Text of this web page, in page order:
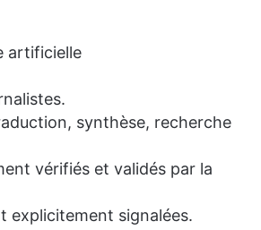
artificielle
synthèse, recherche
vérifiés et validés par la
explicitement signalées.